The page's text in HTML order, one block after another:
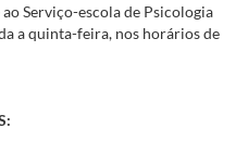
Serviço-escola de Psicologia
a quinta-feira, nos horários de